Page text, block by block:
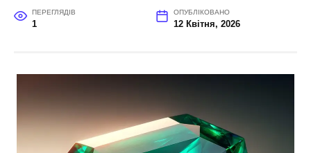
ПЕРЕГЛЯДІВ
1
ОПУБЛІКОВАНО
12 Квітня, 2026